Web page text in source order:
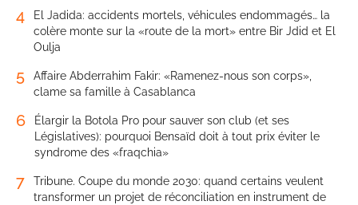
4
El Jadida: accidents mortels, véhicules endommagés… la
colère monte sur la «route de la mort» entre Bir Jdid et El
Oulja
5
Affaire Abderrahim Fakir: «Ramenez-nous son corps»,
clame sa famille à Casablanca
6
Élargir la Botola Pro pour sauver son club (et ses
Législatives): pourquoi Bensaïd doit à tout prix éviter le
syndrome des «fraqchia»
7
Tribune. Coupe du monde 2030: quand certains veulent
transformer un projet de réconciliation en instrument de